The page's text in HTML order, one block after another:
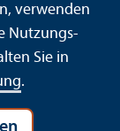
Sitemap
verwenden
Nutzungs­
Sie in
.